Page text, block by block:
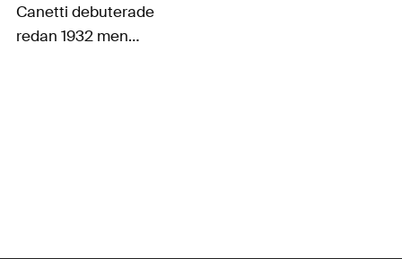
Canetti debuterade
redan 1932 men
när hennes samlade